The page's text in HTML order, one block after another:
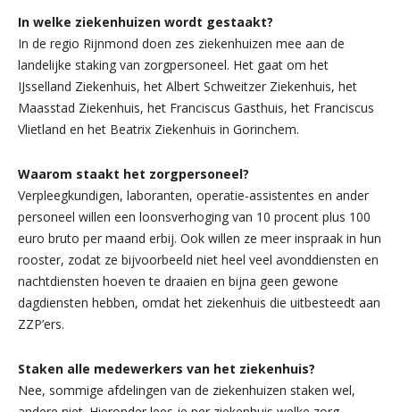
In welke ziekenhuizen wordt gestaakt?
In de regio Rijnmond doen zes ziekenhuizen mee aan de
landelijke staking van zorgpersoneel. Het gaat om het
IJsselland Ziekenhuis, het Albert Schweitzer Ziekenhuis, het
Maasstad Ziekenhuis, het Franciscus Gasthuis, het Franciscus
Vlietland en het Beatrix Ziekenhuis in Gorinchem.
Waarom staakt het zorgpersoneel?
Verpleegkundigen, laboranten, operatie-assistentes en ander
personeel willen een loonsverhoging van 10 procent plus 100
euro bruto per maand erbij. Ook willen ze meer inspraak in hun
rooster, zodat ze bijvoorbeeld niet heel veel avonddiensten en
nachtdiensten hoeven te draaien en bijna geen gewone
dagdiensten hebben, omdat het ziekenhuis die uitbesteedt aan
ZZP’ers.
Staken alle medewerkers van het ziekenhuis?
Nee, sommige afdelingen van de ziekenhuizen staken wel,